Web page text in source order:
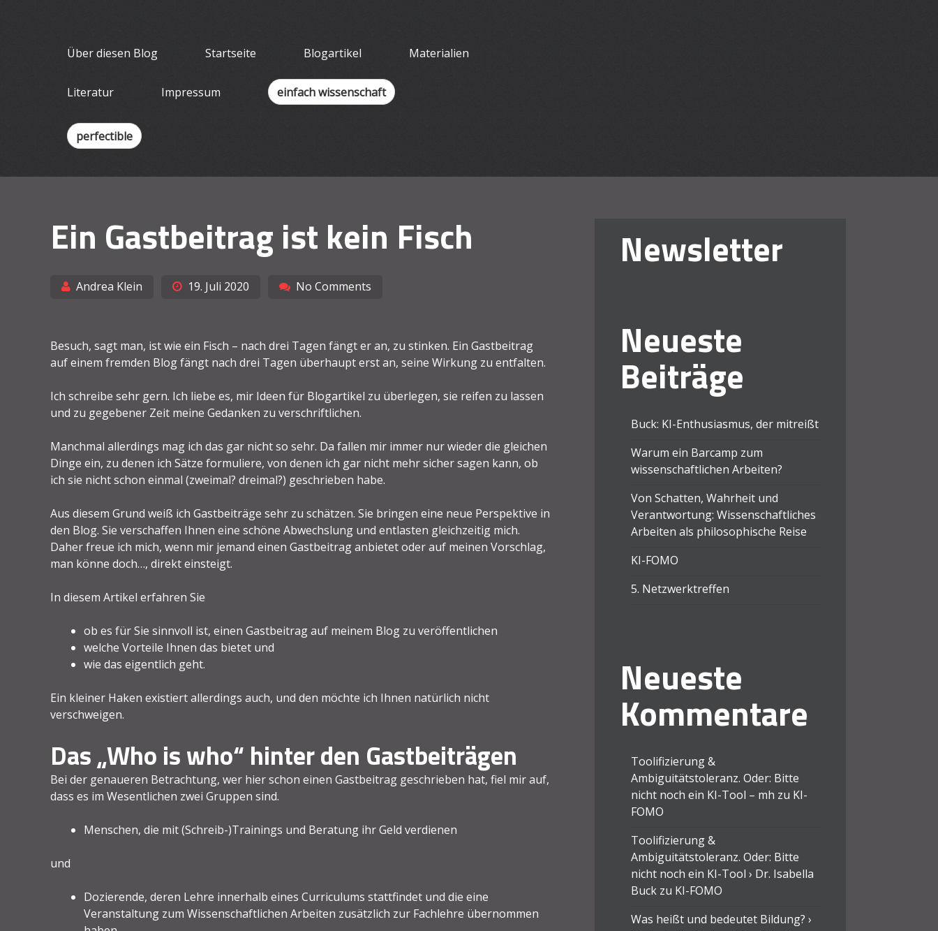
Wissenschaftliches Arbeiten lehren
Über diesen Blog Startseite Blogartikel Materialien
Literatur Impressum einfach wissenschaft
perfectible
Ein Gastbeitrag ist kein Fisch
Andrea Klein 19. Juli 2020 No Comments
Besuch, sagt man, ist wie ein Fisch – nach drei Tagen fängt er an, zu stinken. Ein Gastbeitrag
auf einem fremden Blog fängt nach drei Tagen überhaupt erst an, seine Wirkung zu entfalten.
Ich schreibe sehr gern. Ich liebe es, mir Ideen für Blogartikel zu überlegen, sie reifen zu lassen
und zu gegebener Zeit meine Gedanken zu verschriftlichen.
Manchmal allerdings mag ich das gar nicht so sehr. Da fallen mir immer nur wieder die gleichen
Dinge ein, zu denen ich Sätze formuliere, von denen ich gar nicht mehr sicher sagen kann, ob
ich sie nicht schon einmal (zweimal? dreimal?) geschrieben habe.
Aus diesem Grund weiß ich Gastbeiträge sehr zu schätzen. Sie bringen eine neue Perspektive in
den Blog. Sie verschaffen Ihnen eine schöne Abwechslung und entlasten gleichzeitig mich.
Daher freue ich mich, wenn mir jemand einen Gastbeitrag anbietet oder auf meinen Vorschlag,
man könne doch…, direkt einsteigt.
In diesem Artikel erfahren Sie
ob es für Sie sinnvoll ist, einen Gastbeitrag auf meinem Blog zu veröffentlichen
welche Vorteile Ihnen das bietet und
wie das eigentlich geht.
Ein kleiner Haken existiert allerdings auch, und den möchte ich Ihnen natürlich nicht
verschweigen.
Das „Who is who“ hinter den Gastbeiträgen
Bei der genaueren Betrachtung, wer hier schon einen Gastbeitrag geschrieben hat, fiel mir auf,
dass es im Wesentlichen zwei Gruppen sind.
Menschen, die mit (Schreib-)Trainings und Beratung ihr Geld verdienen
und
Dozierende, deren Lehre innerhalb eines Curriculums stattfindet und die eine
Veranstaltung zum Wissenschaftlichen Arbeiten zusätzlich zur Fachlehre übernommen
Newsletter
Neueste
Beiträge
Buck: KI-Enthusiasmus, der mitreißt
Warum ein Barcamp zum
wissenschaftlichen Arbeiten?
Von Schatten, Wahrheit und
Verantwortung: Wissenschaftliches
Arbeiten als philosophische Reise
KI-FOMO
5. Netzwerktreffen
Neueste
Kommentare
Toolifizierung &
Ambiguitätstoleranz. Oder: Bitte
nicht noch ein KI-Tool – mh zu KI-
FOMO
Toolifizierung &
Ambiguitätstoleranz. Oder: Bitte
nicht noch ein KI-Tool › Dr. Isabella
Buck zu KI-FOMO
Was heißt und bedeutet Bildung? ›